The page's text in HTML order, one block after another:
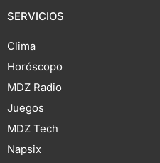
SERVICIOS
Clima
Horóscopo
MDZ Radio
Juegos
MDZ Tech
Napsix